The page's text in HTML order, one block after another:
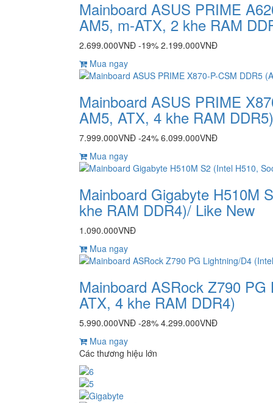
Mainboard ASUS PRIME
AM5, m-ATX, 2 khe RAM
2.699.000VNĐ -19% 2.199.000VNĐ
Mua ngay
Mainboard ASUS PRIME
AM5, ATX, 4 khe RAM DDR5)
7.999.000VNĐ -24% 6.099.000VNĐ
Mua ngay
Mainboard Gigabyte H510M
khe RAM DDR4)/ Like New
1.090.000VNĐ
Mua ngay
Mainboard ASRock Z790
ATX, 4 khe RAM DDR4)
5.990.000VNĐ -28% 4.299.000VNĐ
Mua ngay
Các thương hiệu lớn